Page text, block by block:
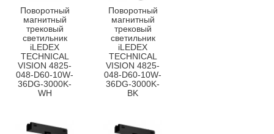
Поворотный
магнитный
трековый
светильник
iLEDEX
TECHNICAL
VISION 4825-
048-D60-10W-
36DG-3000K-
WH
Поворотный
магнитный
трековый
светильник
iLEDEX
TECHNICAL
VISION 4825-
048-D60-10W-
36DG-3000K-
BK